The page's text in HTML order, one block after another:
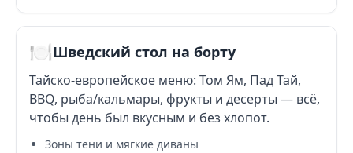
🍽️Шведский стол на борту
Тайско-европейское меню: Том Ям, Пад Тай,
BBQ, рыба/кальмары, фрукты и десерты — всё,
чтобы день был вкусным и без хлопот.
Зоны тени и мягкие диваны